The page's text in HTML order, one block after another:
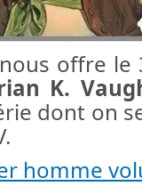
offre
K.
dont on
homme